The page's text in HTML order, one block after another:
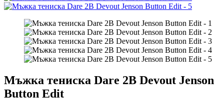
Мъжка тениска Dare 2B Devout Jenson
Button Edit